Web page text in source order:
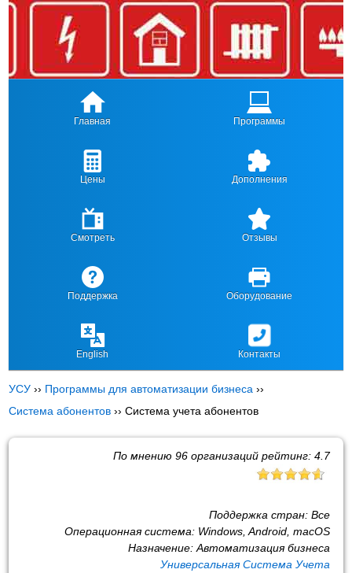
Главная Программы
Цены Дополнения
Смотреть Отзывы
Поддержка Оборудование
English Контакты
УСУ ›› Программы для автоматизации бизнеса ››
Система абонентов ››Система учета абонентов
По мнению 96организаций рейтинг: 4.7
Поддержка стран: Все
Операционная система: Windows, Android, macOS
Назначение: Автоматизация бизнеса
Универсальная Система Учета